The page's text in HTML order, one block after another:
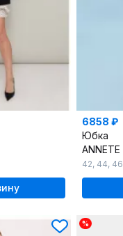
6858 ₽
Юбка
ANNETE
42, 44, 46
%